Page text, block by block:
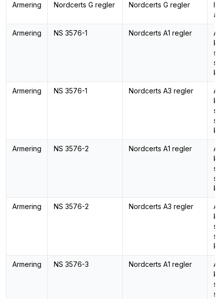
Armering Nordcerts G regler Nordcerts G regler
Armering NS 3576-1 Nordcerts A1 regler
Armering NS 3576-1 Nordcerts A3 regler
Armering NS 3576-2 Nordcerts A1 regler
Armering NS 3576-2 Nordcerts A3 regler
Armering NS 3576-3 Nordcerts A1 regler